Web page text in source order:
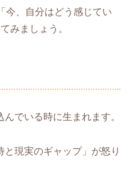
今、自分はどう感じてい
みましょう。
でいる時に生まれます。
と現実のギャップ」が怒り